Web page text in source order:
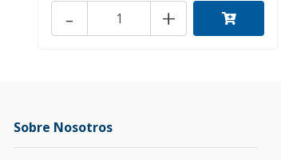
+
-
Sobre Nosotros